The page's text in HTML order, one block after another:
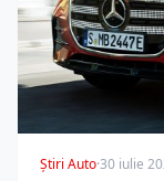
Știri Auto·30 iulie